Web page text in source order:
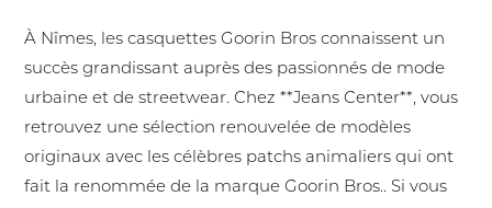
À Nîmes, les casquettes Goorin Bros connaissent un
succès grandissant auprès des passionnés de mode
urbaine et de streetwear. Chez **Jeans Center**, vous
retrouvez une sélection renouvelée de modèles
originaux avec les célèbres patchs animaliers qui ont
fait la renommée de la marque Goorin Bros.. Si vous